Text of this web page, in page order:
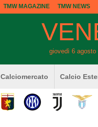
TMW MAGAZINE TMW NEWS
giovedì 6 agosto
Calciomercato Calcio